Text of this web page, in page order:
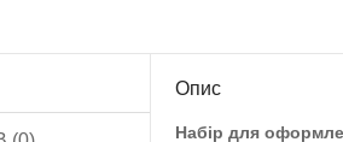
Опис
Набір для